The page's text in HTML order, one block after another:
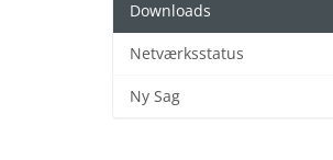
Downloads
Netværksstatus
Ny Sag